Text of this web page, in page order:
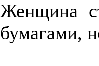
Женщина
бумагами,